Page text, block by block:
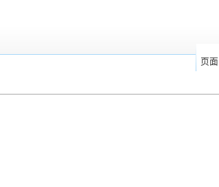
页面